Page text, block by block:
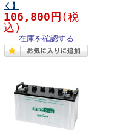
く】
106,800円 (税
込)
在庫を確認する